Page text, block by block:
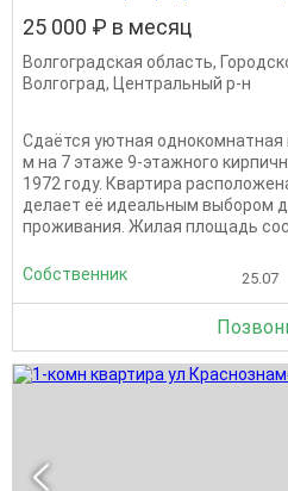
25 000 ₽ в месяц
Волгоградская область,
Волгоград, Центральный р-н
Сдаётся уютная однокомнатная
м на 7 этаже 9-этажного
1972 году. Квартира
делает её идеальным выбором
проживания. Жилая площадь
Собственник 25.07